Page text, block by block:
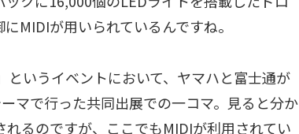
MIDIが用いられているんですね。
というイベントにおいて、ヤマハと富士通が
マで行った共同出展での一コマ。見ると分か
るのですが、ここでもMIDIが利用されてい